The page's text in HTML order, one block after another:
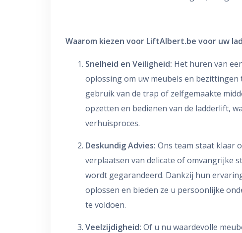
Waarom kiezen voor LiftAlbert.be voor uw
Snelheid en Veiligheid: Het huren van
oplossing om uw meubels en
gebruik van de trap of zelfgemaakte
opzetten en bedienen van de ladderlift,
verhuisproces.
Deskundig Advies: Ons team staat klaar
verplaatsen van delicate of omvangrijke
wordt gegarandeerd. Dankzij hun
oplossen en bieden ze u persoonlijke
te voldoen.
Veelzijdigheid: Of u nu waardevolle